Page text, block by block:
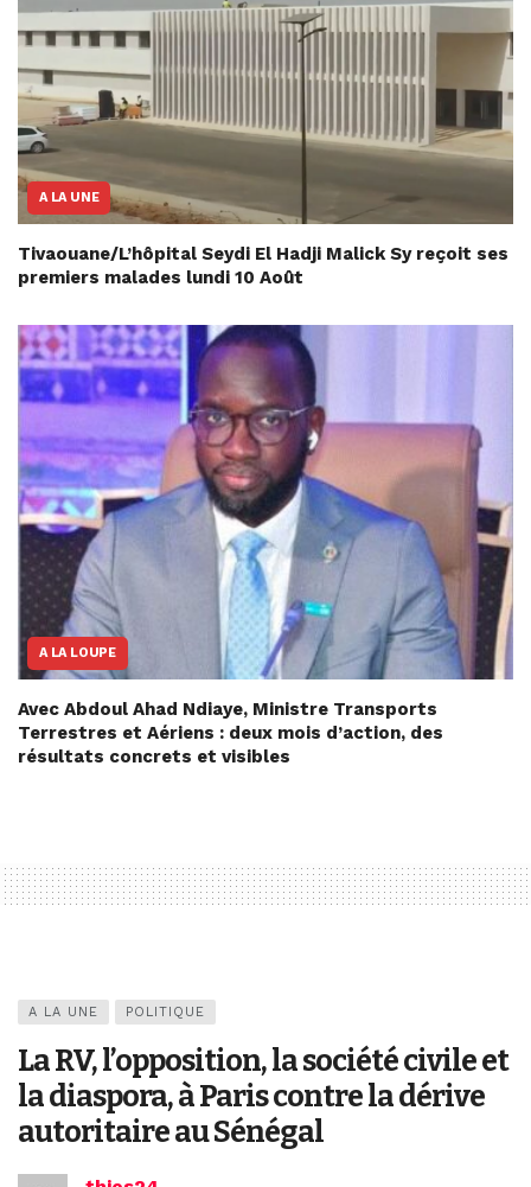
A LA UNE
Tivaouane/L’hôpital Seydi El Hadji Malick Sy reçoit ses
premiers malades lundi 10 Août
A LA LOUPE
Avec Abdoul Ahad Ndiaye, Ministre Transports
Terrestres et Aériens : deux mois d’action, des
résultats concrets et visibles
A LA UNE POLITIQUE
La RV, l’opposition, la société civile et
la diaspora, à Paris contre la dérive
autoritaire au Sénégal